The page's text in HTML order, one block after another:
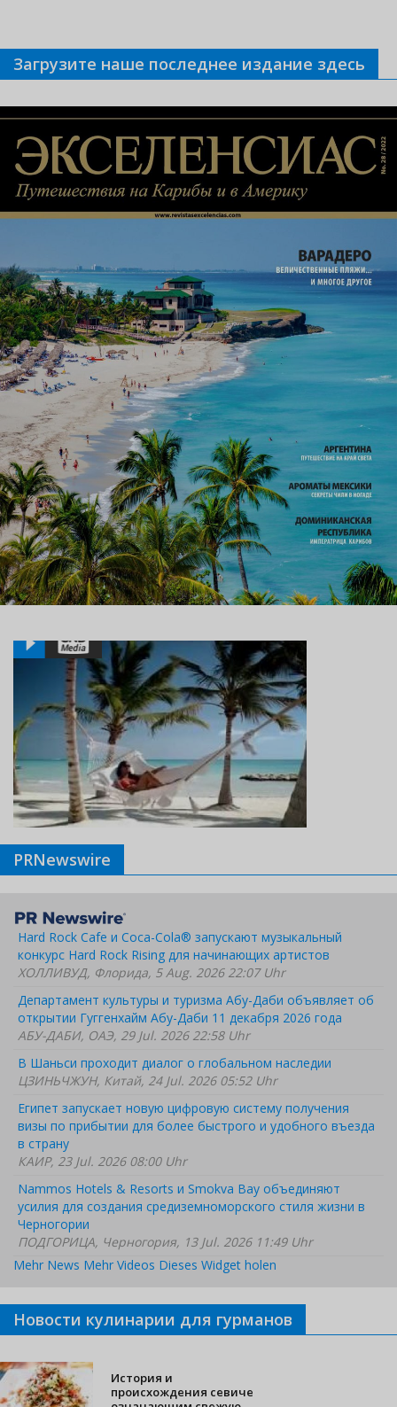
Загрузите наше последнее издание здесь
PRNewswire
Hard Rock Cafe и Coca-Cola® запускают музыкальный
конкурс Hard Rock Rising для начинающих артистов
ХОЛЛИВУД, Флорида, 5 Aug. 2026 22:07 Uhr
Департамент культуры и туризма Абу-Даби объявляет об
открытии Гуггенхайм Абу-Даби 11 декабря 2026 года
АБУ-ДАБИ, ОАЭ, 29 Jul. 2026 22:58 Uhr
В Шаньси проходит диалог о глобальном наследии
ЦЗИНЬЧЖУН, Китай, 24 Jul. 2026 05:52 Uhr
Египет запускает новую цифровую систему получения
визы по прибытии для более быстрого и удобного въезда
в страну
КАИР, 23 Jul. 2026 08:00 Uhr
Nammos Hotels & Resorts и Smokva Bay объединяют
усилия для создания средиземноморского стиля жизни в
Черногории
ПОДГОРИЦА, Черногория, 13 Jul. 2026 11:49 Uhr
Mehr News Mehr Videos Dieses Widget holen
Новости кулинарии для гурманов
История и
происхождения севиче